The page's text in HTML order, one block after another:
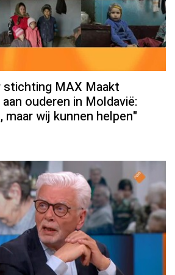
stichting MAX Maakt
ouderen in Moldavië:
maar wij kunnen helpen"